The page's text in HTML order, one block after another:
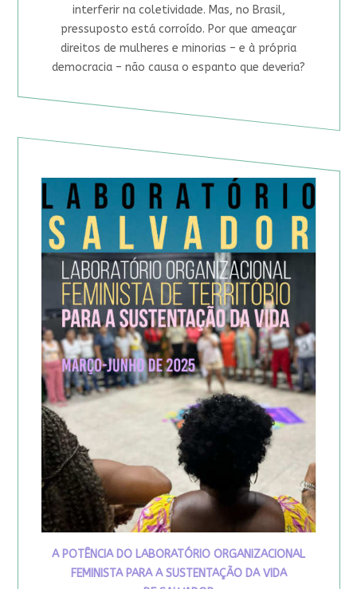
interferir na coletividade. Mas, no Brasil,
pressuposto está corroído. Por que ameaçar
direitos de mulheres e minorias – e à própria
democracia – não causa o espanto que deveria?
A POTÊNCIA DO LABORATÓRIO ORGANIZACIONAL
FEMINISTA PARA A SUSTENTAÇÃO DA VIDA